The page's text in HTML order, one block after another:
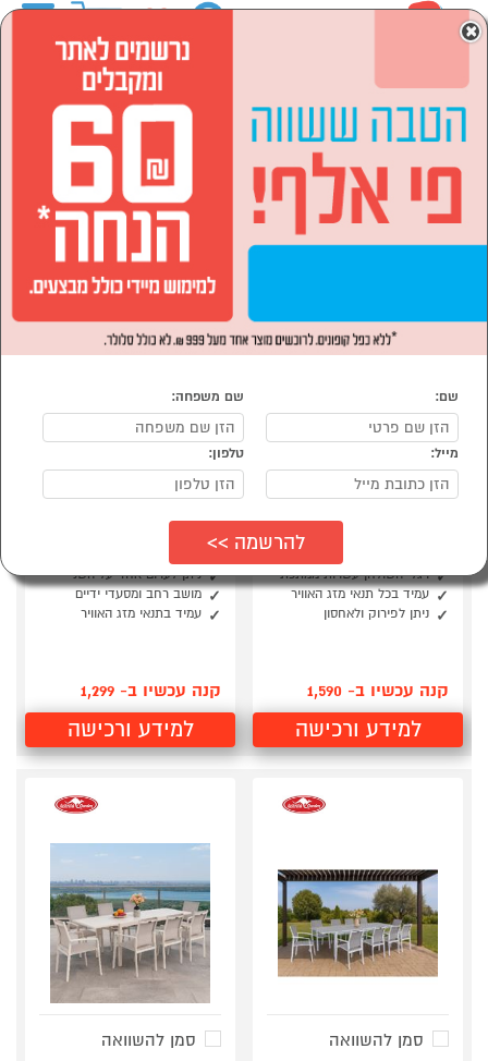
מערכות ישיבה ופינות אוכל
פינות אוכל לגן
פינות אוכל לגן
נמצאו 28 מוצרי פינות אוכל לגן
מיון: הפופולרים ביותר
סמן להשוואה
6 כיסאות בגוון שחור
רגלי השולחן עשויות ממתכת
עמיד בכל תנאי מזג האוויר
ניתן לפירוק ולאחסון
קנה עכשיו ב- 1,590
למידע ורכישה
סמן להשוואה
KETER
ניתן לערום אחד על השני
מושב רחב ומסעדי ידיים
עמיד בתנאי מזג האוויר
קנה עכשיו ב- 1,299
למידע ורכישה
סמן להשוואה
סמן להשוואה
×
שם: שם משפחה:
מייל: טלפון: